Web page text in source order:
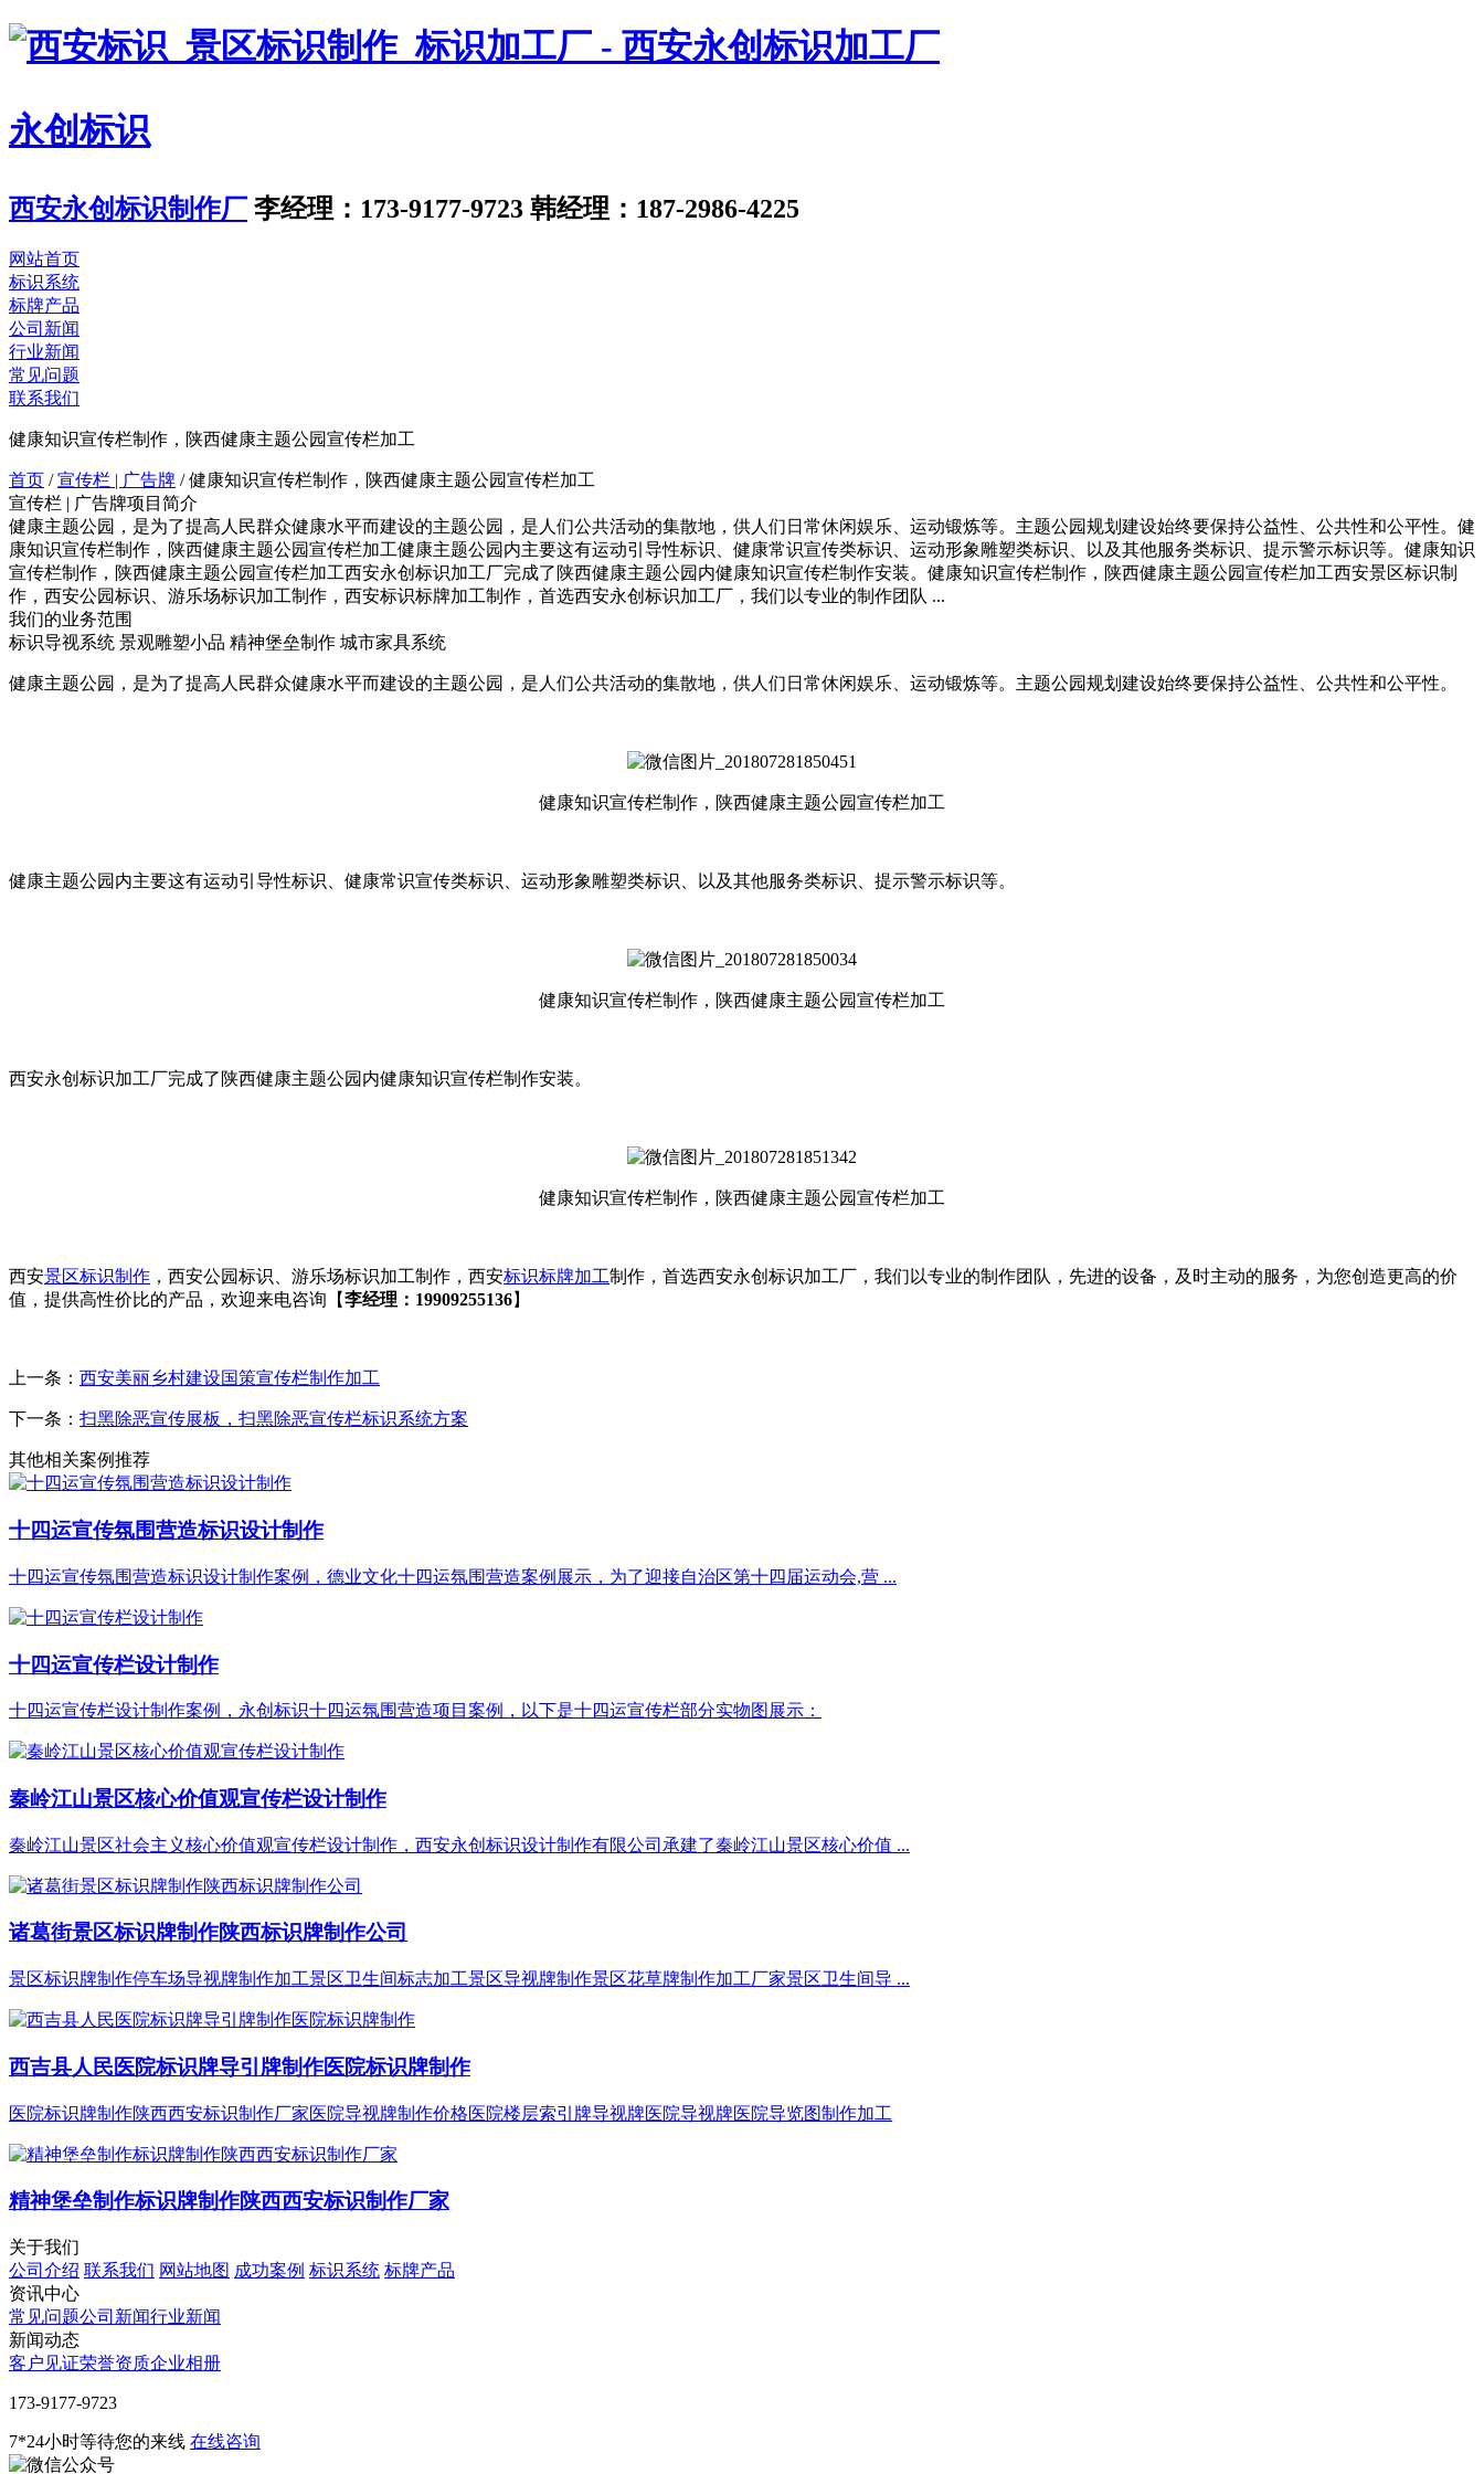
永创标识
西安永创标识制作厂 李经理：173-9177-9723 韩经理：187-2986-4225
网站首页
标识系统
标牌产品
公司新闻
行业新闻
常见问题
联系我们
健康知识宣传栏制作，陕西健康主题公园宣传栏加工
首页 / 宣传栏 | 广告牌 /健康知识宣传栏制作，陕西健康主题公园宣传栏加工
宣传栏 | 广告牌项目简介
健康主题公园，是为了提高人民群众健康水平而建设的主题公园，是人们公共活动的集散地，供人们日常休闲娱乐、运动锻炼等。主题公园规划建设始终要保持公益性、公共性和公平性。健
康知识宣传栏制作，陕西健康主题公园宣传栏加工健康主题公园内主要这有运动引导性标识、健康常识宣传类标识、运动形象雕塑类标识、以及其他服务类标识、提示警示标识等。健康知识
宣传栏制作，陕西健康主题公园宣传栏加工西安永创标识加工厂完成了陕西健康主题公园内健康知识宣传栏制作安装。健康知识宣传栏制作，陕西健康主题公园宣传栏加工西安景区标识制
作，西安公园标识、游乐场标识加工制作，西安标识标牌加工制作，首选西安永创标识加工厂，我们以专业的制作团队 ...
我们的业务范围
标识导视系统 景观雕塑小品 精神堡垒制作 城市家具系统
健康主题公园，是为了提高人民群众健康水平而建设的主题公园，是人们公共活动的集散地，供人们日常休闲娱乐、运动锻炼等。主题公园规划建设始终要保持公益性、公共性和公平性。
健康知识宣传栏制作，陕西健康主题公园宣传栏加工
健康主题公园内主要这有运动引导性标识、健康常识宣传类标识、运动形象雕塑类标识、以及其他服务类标识、提示警示标识等。
健康知识宣传栏制作，陕西健康主题公园宣传栏加工
西安永创标识加工厂完成了陕西健康主题公园内健康知识宣传栏制作安装。
健康知识宣传栏制作，陕西健康主题公园宣传栏加工
西安景区标识制作 ，西安公园标识、游乐场标识加工制作，西安标识标牌加工制作，首选西安永创标识加工厂，我们以专业的制作团队，先进的设备，及时主动的服务，为您创造更高的价
值，提供高性价比的产品，欢迎来电咨询【李经理：19909255136】
上一条： 西安​美丽乡村建设国策宣传栏制作加工
下一条： 扫黑除恶宣传展板，扫黑除恶宣传栏标识系统方案
其他相关案例推荐
十四运宣传氛围营造标识设计制作
十四运宣传氛围营造标识设计制作案例，德业文化十四运氛围营造案例展示，为了迎接自治区第十四届运动会,营 ...
十四运宣传栏设计制作
十四运宣传栏设计制作案例，永创标识十四运氛围营造项目案例，以下是十四运宣传栏部分实物图展示：
秦岭江山景区核心价值观宣传栏设计制作
秦岭江山景区社会主义核心价值观宣传栏设计制作，西安永创标识设计制作有限公司承建了秦岭江山景区核心价值 ...
诸葛街景区标识牌制作陕西标识牌制作公司
景区标识牌制作停车场导视牌制作加工景区卫生间标志加工景区导视牌制作景区花草牌制作加工厂家景区卫生间导 ...
西吉县人民医院标识牌导引牌制作医院标识牌制作
医院标识牌制作陕西西安标识制作厂家医院导视牌制作价格医院楼层索引牌导视牌医院导视牌医院导览图制作加工
精神堡垒制作标识牌制作陕西西安标识制作厂家
关于我们
公司介绍 联系我们 网站地图 成功案例 标识系统 标牌产品
资讯中心
常见问题公司新闻行业新闻
新闻动态
客户见证荣誉资质企业相册
‭173-9177-9723
7*24小时等待您的来线 在线咨询